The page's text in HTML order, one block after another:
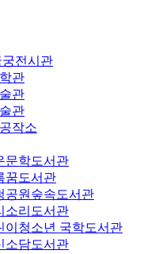
전시관
관
관
관
작소
문학도서관
꿈도서관
공원숲속도서관
소리도서관
이청소년 국학도서관
소담도서관